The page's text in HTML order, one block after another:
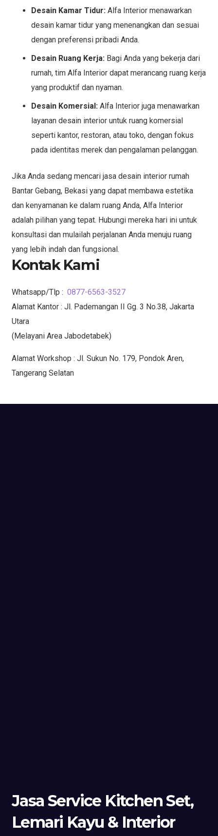
Desain Kamar Tidur: Alfa Interior menawarkan
desain kamar tidur yang menenangkan dan sesuai
dengan preferensi pribadi Anda.
Desain Ruang Kerja: Bagi Anda yang bekerja dari
rumah, tim Alfa Interior dapat merancang ruang kerja
yang produktif dan nyaman.
Desain Komersial: Alfa Interior juga menawarkan
layanan desain interior untuk ruang komersial
seperti kantor, restoran, atau toko, dengan fokus
pada identitas merek dan pengalaman pelanggan.
Jika Anda sedang mencari jasa desain interior rumah
Bantar Gebang, Bekasi yang dapat membawa estetika
dan kenyamanan ke dalam ruang Anda, Alfa Interior
adalah pilihan yang tepat. Hubungi mereka hari ini untuk
konsultasi dan mulailah perjalanan Anda menuju ruang
yang lebih indah dan fungsional.
Kontak Kami
Whatsapp/Tlp : 0877-6563-3527
Alamat Kantor : Jl. Pademangan II Gg. 3 No.38, Jakarta
Utara
(Melayani Area Jabodetabek)
Alamat Workshop : Jl. Sukun No. 179, Pondok Aren,
Tangerang Selatan
Jasa Service Kitchen Set,
Lemari Kayu & Interior